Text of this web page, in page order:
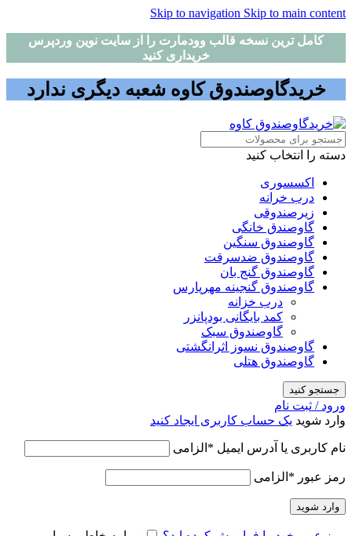
Skip to navigation Skip to main content
کامل ترین نسخه قالب وودمارت را از سایت نوین وردپرس
خریداری کنید
خریدگاوصندوق کاوه شعبه دیگری ندارد
دسته را انتخاب کنید
اکسسوری
درب خرانه
زیرصندوقی
گاوصندق خانگی
گاوصندوق سنگین
گاوصندوق ضدسرقت
گاوصندوق گنج بان
گاوصندوق گنجینه مهرپارس
درب خزانه
کمد بایگانی بودپانزر
گاوصندوق سبک
گاوصندوق نسوز اثرانگشتی
گاوصندوق هتلی
جستجو کنید
ورود / ثبت نام
وارد شوید یک حساب کاربری ایجاد کنید
نام کاربری یا آدرس ایمیل * الزامی
رمز عبور * الزامی
وارد شوید